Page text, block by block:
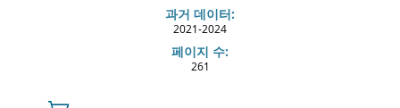
과거 데이터:
2021-2024
페이지 수:
261